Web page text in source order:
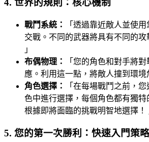
4. 世界的規則：核心機制
戰鬥系統：
「透過靠近敵人並使
交戰。不同的武器將具有不同的攻
」
布偶物理：
「您的角色和對手將
應。利用這一點，將敵人撞到環境
角色選擇：
「在每場戰鬥之前，
色中進行選擇，每個角色都有獨特
根據即將面臨的挑戰明智地選擇！
5. 您的第一次勝利：快速入門策略